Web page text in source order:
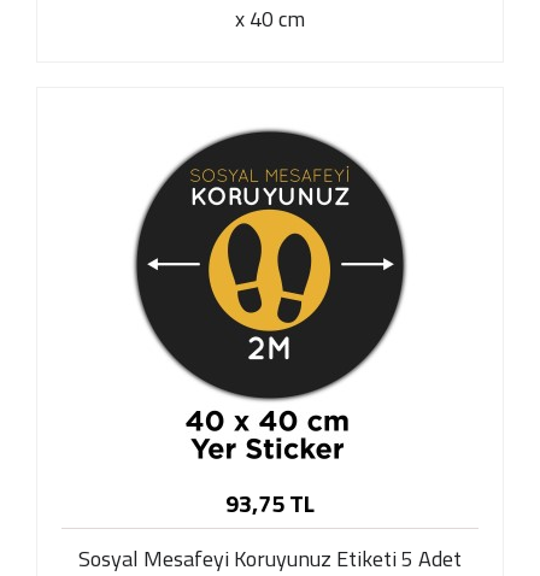
x 40 cm
93,75 TL
Sosyal Mesafeyi Koruyunuz Etiketi 5 Adet